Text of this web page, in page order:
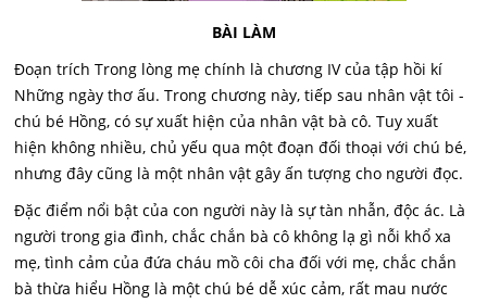
BÀI LÀM
Đoạn trích Trong lòng mẹ chính là chương IV của tập hồi kí
Những ngày thơ ấu. Trong chương này, tiếp sau nhân vật tôi -
chú bé Hồng, có sự xuất hiện của nhân vật bà cô. Tuy xuất
hiện không nhiều, chủ yếu qua một đoạn đối thoại với chú bé,
nhưng đây cũng là một nhân vật gây ấn tượng cho người đọc.
Đặc điểm nổi bật của con người này là sự tàn nhẫn, độc ác. Là
người trong gia đình, chắc chắn bà cô không lạ gì nỗi khổ xa
mẹ, tình cảm của đứa cháu mồ côi cha đối với mẹ, chắc chắn
bà thừa hiểu Hồng là một chú bé dễ xúc cảm, rất mau nước